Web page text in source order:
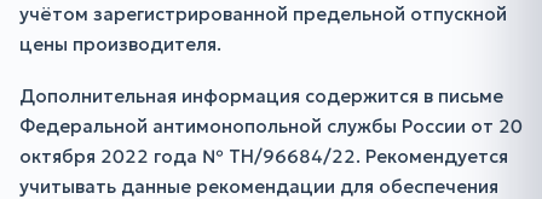
учётом зарегистрированной предельной отпускной
цены производителя.
Дополнительная информация содержится в письме
Федеральной антимонопольной службы России от 20
октября 2022 года № ТН/96684/22. Рекомендуется
учитывать данные рекомендации для обеспечения